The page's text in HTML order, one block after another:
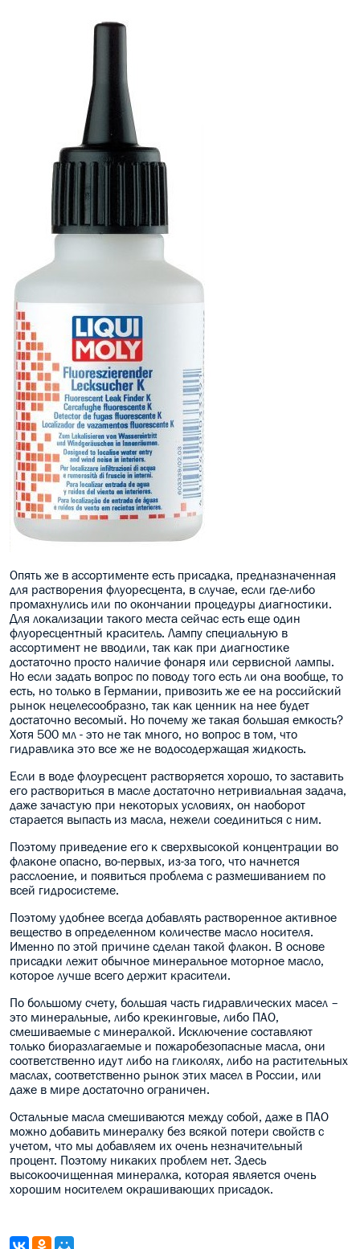
Опять же в ассортименте есть присадка, предназначенная
для растворения флуоресцента, в случае, если где-либо
промахнулись или по окончании процедуры диагностики.
Для локализации такого места сейчас есть еще один
флуоресцентный краситель. Лампу специальную в
ассортимент не вводили, так как при диагностике
достаточно просто наличие фонаря или сервисной лампы.
Но если задать вопрос по поводу того есть ли она вообще, то
есть, но только в Германии, привозить же ее на российский
рынок нецелесообразно, так как ценник на нее будет
достаточно весомый. Но почему же такая большая емкость?
Хотя 500 мл - это не так много, но вопрос в том, что
гидравлика это все же не водосодержащая жидкость.
Если в воде флоуресцент растворяется хорошо, то заставить
его раствориться в масле достаточно нетривиальная задача,
даже зачастую при некоторых условиях, он наоборот
старается выпасть из масла, нежели соединиться с ним.
Поэтому приведение его к сверхвысокой концентрации во
флаконе опасно, во-первых, из-за того, что начнется
расслоение, и появиться проблема с размешиванием по
всей гидросистеме.
Поэтому удобнее всегда добавлять растворенное активное
вещество в определенном количестве масло носителя.
Именно по этой причине сделан такой флакон. В основе
присадки лежит обычное минеральное моторное масло,
которое лучше всего держит красители.
По большому счету, большая часть гидравлических масел –
это минеральные, либо крекинговые, либо ПАО,
смешиваемые с минералкой. Исключение составляют
только биоразлагаемые и пожаробезопасные масла, они
соответственно идут либо на гликолях, либо на растительных
маслах, соответственно рынок этих масел в России, или
даже в мире достаточно ограничен.
Остальные масла смешиваются между собой, даже в ПАО
можно добавить минералку без всякой потери свойств с
учетом, что мы добавляем их очень незначительный
процент. Поэтому никаких проблем нет. Здесь
высокоочищенная минералка, которая является очень
хорошим носителем окрашивающих присадок.